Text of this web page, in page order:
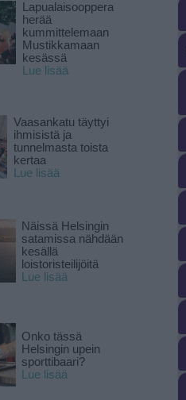
Lapualaisooppera
herää
kummittelemaan
Mustikkamaan
kesässä
Lue lisää
Vaasankatu täyttyi
ihmisistä ja
tunnelmasta toista
kertaa
Lue lisää
Näissä Helsingin
satamissa nähdään
kesällä
loistoristeilijöitä
Lue lisää
Onko tässä
Helsingin upein
sporttibaari?
Lue lisää